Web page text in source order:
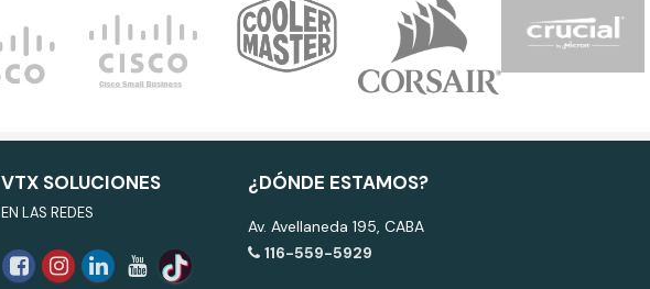
VTX SOLUCIONES
EN LAS REDES
¿DÓNDE ESTAMOS?
Av. Avellaneda 195, CABA
116-559-5929